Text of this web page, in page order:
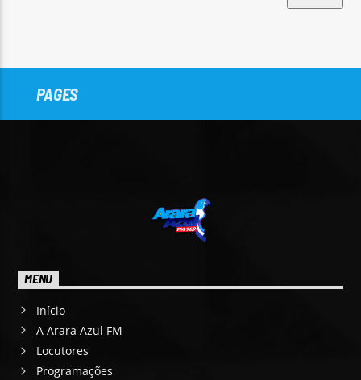
PAGES
MENU
Início
A Arara Azul FM
Locutores
Programações